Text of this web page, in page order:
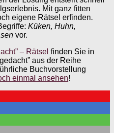
Mit ganz fitten
eigene Rätsel erfinden.
Küken, Huhn,
vor.
– Rätsel finden Sie in
aus der Reihe
Buchvorstellung
einmal ansehen!